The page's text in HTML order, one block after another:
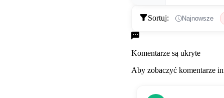
Sortuj: Najnowsze
Komentarze
Komentarze są ukryte
Aby zobaczyć komentarze